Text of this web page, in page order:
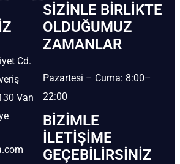
Cd.
Van
SIZINLE BIRLIKTE
OLDUĞUMUZ
ZAMANLAR
Pazartesi – Cuma: 8:00–
22:00
BIZIMLE
İLETIŞIME
GEÇEBILIRSINIZ